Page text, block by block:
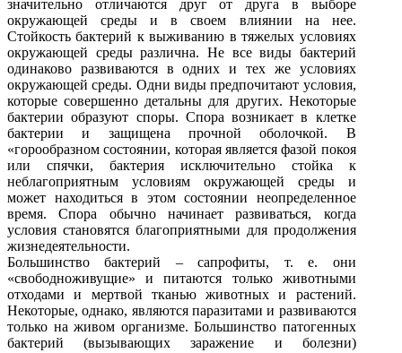
значительно отличаются друг от друга в выборе
окружающей среды и в своем влиянии на нее.
Стойкость бактерий к выживанию в тяжелых условиях
окружающей среды различна. Не все виды бактерий
одинаково развиваются в одних и тех же условиях
окружающей среды. Одни виды предпочитают условия,
которые совершенно детальны для других. Некоторые
бактерии образуют споры. Спора возникает в клетке
бактерии и защищена прочной оболочкой. В
«горообразном состоянии, которая является фазой покоя
или спячки, бактерия исключительно стойка к
неблагоприятным условиям окружающей среды и
может находиться в этом состоянии неопределенное
время. Спора обычно начинает развиваться, когда
условия становятся благоприятными для продолжения
жизнедеятельности.
Большинство бактерий – сапрофиты, т. е. они
«свободноживущие» и питаются только животными
отходами и мертвой тканью животных и растений.
Некоторые, однако, являются паразитами и развиваются
только на живом организме. Большинство патогенных
бактерий (вызывающих заражение и болезни)